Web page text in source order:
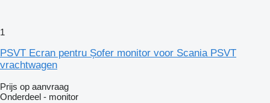
1
PSVT Ecran pentru Șofer monitor voor Scania PSVT
vrachtwagen
Prijs op aanvraag
Onderdeel - monitor